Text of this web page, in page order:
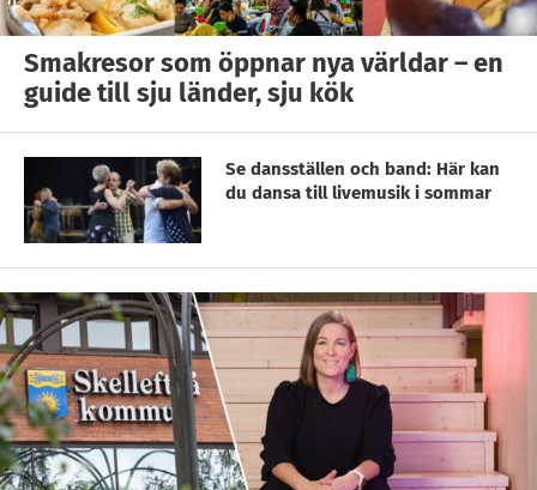
Smakresor som öppnar nya världar – en
guide till sju länder, sju kök
Se dansställen och band: Här kan
du dansa till livemusik i sommar